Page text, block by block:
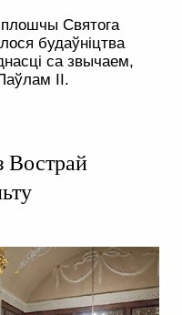
плошчы Святога
будаўніцтва
са звычаем,
ІІ.
Вострай